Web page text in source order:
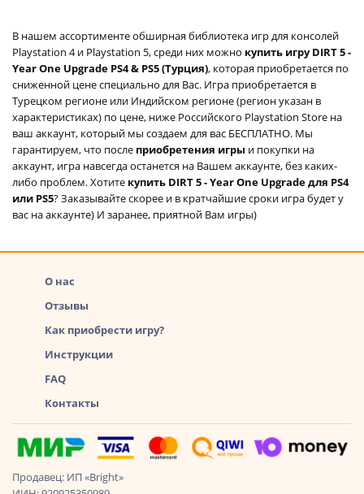
В нашем ассортименте обширная библиотека игр для консолей
Playstation 4 и Playstation 5, среди них можно купить игру DIRT 5 -
Year One Upgrade PS4 & PS5 (Турция), которая приобретается по
сниженной цене специально для Вас. Игра приобретается в
Турецком регионе или Индийском регионе (регион указан в
характеристиках) по цене, ниже Российского Playstation Store на
ваш аккаунт, который мы создаем для вас БЕСПЛАТНО. Мы
гарантируем, что после приобретения игры и покупки на
аккаунт, игра навсегда останется на Вашем аккаунте, без каких-
либо проблем. Хотите купить DIRT 5 - Year One Upgrade для PS4
или PS5? Заказывайте скорее и в кратчайшие сроки игра будет у
вас на аккаунте) И заранее, приятной Вам игры)
О нас
Отзывы
Как приобрести игру?
Инструкции
FAQ
Контакты
Продавец: ИП «Bright»